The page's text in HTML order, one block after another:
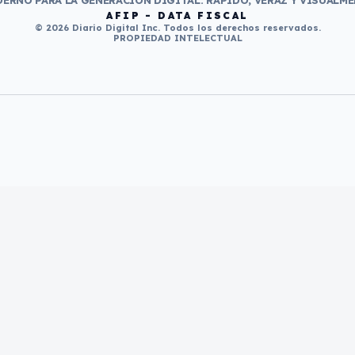
AFIP - DATA FISCAL
© 2026 Diario Digital Inc. Todos los derechos reservados.
PROPIEDAD INTELECTUAL